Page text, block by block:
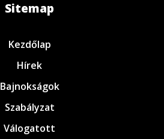
Sitemap
Kezdőlap
Hírek
Bajnokságok
Szabályzat
Válogatott